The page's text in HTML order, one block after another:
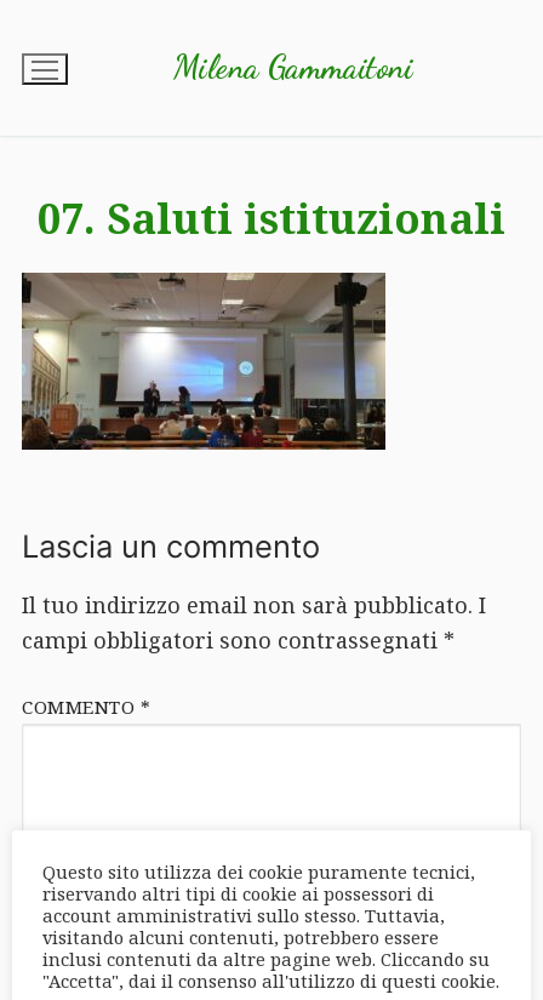
contenuto
Milena Gammaitoni
07. Saluti istituzionali
Lascia un commento
Il tuo indirizzo email non sarà pubblicato. I
campi obbligatori sono contrassegnati *
COMMENTO *
NOME*
Questo sito utilizza dei cookie puramente tecnici,
riservando altri tipi di cookie ai possessori di
account amministrativi sullo stesso. Tuttavia,
visitando alcuni contenuti, potrebbero essere
inclusi contenuti da altre pagine web. Cliccando su
"Accetta", dai il consenso all'utilizzo di questi cookie.